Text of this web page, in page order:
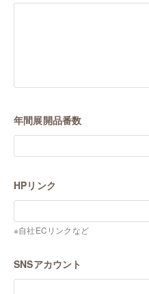
年間展開品番数
HPリンク
※自社ECリンクなど
SNSアカウント